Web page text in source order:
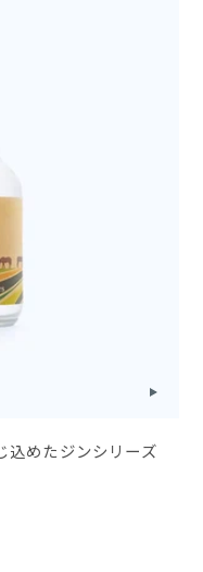
込めたジンシリーズ